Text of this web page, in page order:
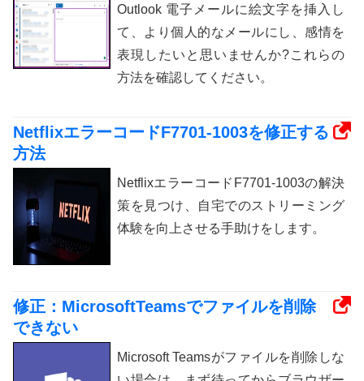
Outlook 電子メールに絵文字を挿入し
て、より個人的なメールにし、感情を
表現したいと思いませんか?これらの
方法を確認してください。
NetflixエラーコードF7701-1003を修正する
方法
NetflixエラーコードF7701-1003の解決
策を見つけ、自宅でのストリーミング
体験を向上させる手助けをします。
修正：MicrosoftTeamsでファイルを削除
できない
Microsoft Teamsがファイルを削除しな